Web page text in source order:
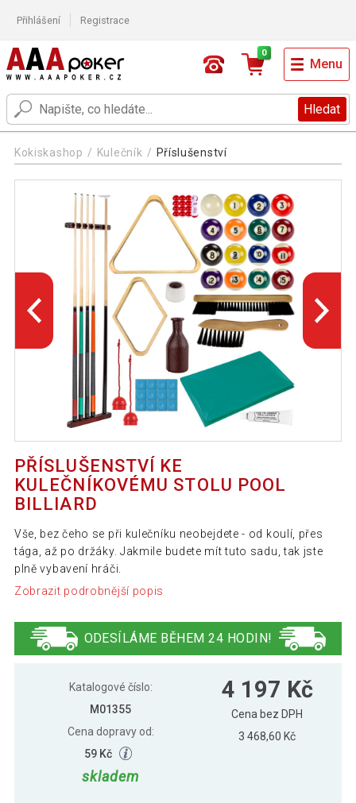
Přihlášení Registrace
Hledat
0
Menu
Kokiskashop Kulečník Příslušenství
PŘÍSLUŠENSTVÍ KE
KULEČNÍKOVÉMU STOLU POOL
BILLIARD
Vše, bez čeho se při kulečníku neobejdete - od koulí, přes
tága, až po držáky. Jakmile budete mít tuto sadu, tak jste
plně vybavení hráči.
Zobrazit podrobnější popis
ODESÍLÁME BĚHEM 24 HODIN!
Katalogové číslo:
M01355
Cena dopravy od:
59 Kč
skladem
4 197 Kč
Cena bez DPH
3 468,60 Kč